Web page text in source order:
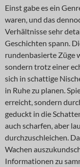
Einst gabe es ein
waren, und das
Verhältnisse sehr
Geschichten spann.
rundenbasierte Züge
sondern trotz einer
sich in schattige
in Ruhe zu planen.
erreicht, sondern
geduckt in die
auch scharfen, aber
durchzuschleichen.
Wachen
Informationen zu